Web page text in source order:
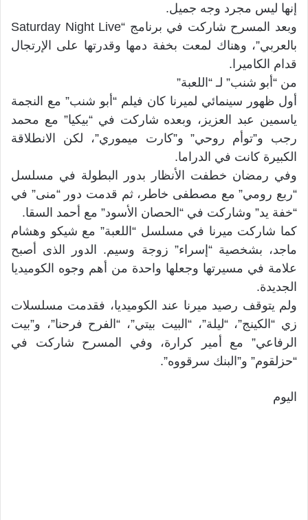
إنها ليس مجرد وجه جميل.
وبعد المسرح شاركت في برنامج “Saturday Night Live
بالعربي”، وهناك لمعت بخفة دمها وقدرتها على الإرتجال
قدام الكاميرا.
من “أبو شنب” لـ “اللعبة”
أول ظهور سينمائي لميرنا كان فيلم “أبو شنب” مع النجمة
ياسمين عبد العزيز، وبعده شاركت في “بيكيا” مع محمد
رجب و”توأم روحي” و”كارت ميموري”، لكن الانطلاقة
الكبيرة كانت في الدراما.
وفي رمضان خطفت الأنظار بدور البطولة في مسلسل
“ربع رومي” مع مصطفى خاطر، ثم قدمت دور “منى” في
“خفة يد” وشاركت في “الحصان الأسود” مع أحمد السقا.
كما شاركت ميرنا في مسلسل “اللعبة” مع شيكو وهشام
ماجد، بشخصية “إسراء” زوجة وسيم. الدور الذى أصبح
علامة في مسيرتها وجعلها واحدة من أهم وجوه الكوميديا
الجديدة.
ولم يتوقف رصيد ميرنا عند الكوميديا، فقدمت مسلسلات
زي “الكينج”، “ليلة”، “البيت بيتي”، “الفرح فرحنا”، و”بيت
الرفاعي” مع أمير كرارة، وفي المسرح شاركت في
“حزلقوم” و”البنك سرقووه”.
اليوم